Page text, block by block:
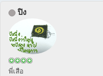
ปิง
พี่เสือ